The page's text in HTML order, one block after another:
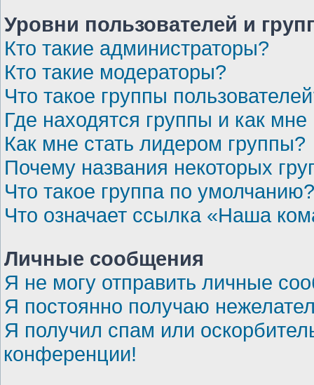
Уровни пользователей и
Кто такие администраторы?
Кто такие модераторы?
Что такое группы
Где находятся группы и как мне
Как мне стать лидером группы?
Почему названия некоторых
Что такое группа по умолчанию?
Что означает ссылка «Наша
Личные сообщения
Я не могу отправить личные
Я постоянно получаю
Я получил спам или
конференции!